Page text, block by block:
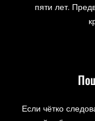
пяти лет.
Если чётко